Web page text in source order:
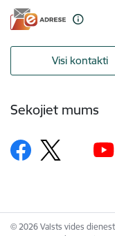
Visi kontakti
Sekojiet mums
© 2026 Valsts vides